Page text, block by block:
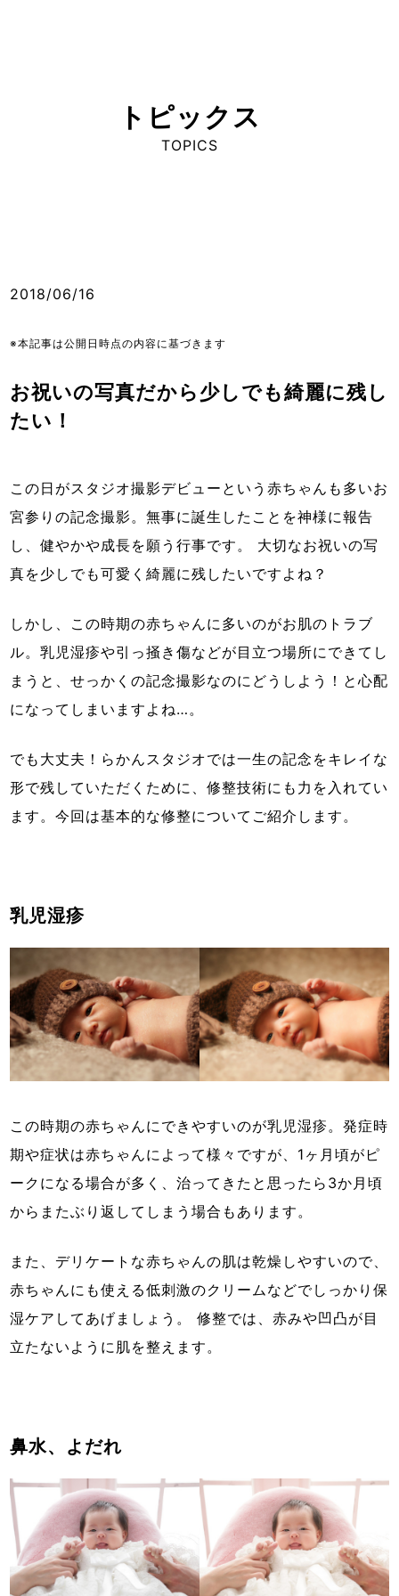
トピックス
TOPICS
2018/06/16
※本記事は公開日時点の内容に基づきます
お祝いの写真だから少しでも綺麗に残し
たい！
この日がスタジオ撮影デビューという赤ちゃんも多いお
宮参りの記念撮影。無事に誕生したことを神様に報告
し、健やかや成長を願う行事です。 大切なお祝いの写
真を少しでも可愛く綺麗に残したいですよね？
しかし、この時期の赤ちゃんに多いのがお肌のトラブ
ル。乳児湿疹や引っ掻き傷などが目立つ場所にできてし
まうと、せっかくの記念撮影なのにどうしよう！と心配
になってしまいますよね…。
でも大丈夫！らかんスタジオでは一生の記念をキレイな
形で残していただくために、修整技術にも力を入れてい
ます。今回は基本的な修整についてご紹介します。
乳児湿疹
この時期の赤ちゃんにできやすいのが乳児湿疹。発症時
期や症状は赤ちゃんによって様々ですが、1ヶ月頃がピ
ークになる場合が多く、治ってきたと思ったら3か月頃
からまたぶり返してしまう場合もあります。
また、デリケートな赤ちゃんの肌は乾燥しやすいので、
赤ちゃんにも使える低刺激のクリームなどでしっかり保
湿ケアしてあげましょう。 修整では、赤みや凹凸が目
立たないように肌を整えます。
鼻水、よだれ